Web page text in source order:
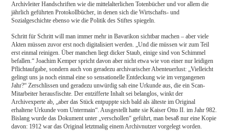
Archivleiter Handschriften wie die mittelalterlichen Totenbücher und vor allem die
jährlich geführten Protokollbücher, in denen sich die Wirtschafts- und
Sozialgeschichte ebenso wie die Politik des Stiftes spiegeln.
Schritt für Schritt will man immer mehr in Bavarikon sichtbar machen – aber viele
Akten müssen zuvor erst noch digitalisiert werden. „Und die müssen wir zum Teil
erst einmal reinigen. Über manchen liegt dicker Staub, einige sind von Schimmel
befallen.“ Joachim Kemper spricht davon aber nicht etwa wie von einer nur leidigen
Pflichtaufgabe, sondern auch von geradezu archivarischer Abenteuerlust: „Vielleicht
gelingt uns ja noch einmal eine so sensationelle Entdeckung wie im vergangenen
Jahr?“ Zerschlissen und geradezu unwürdig sah eine Urkunde aus, die ein Scan-
Mitarbeiter herausfischte. Der entzifferte Inhalt sei belanglos, winkt der
Archivexperte ab, „aber das Stück entpuppte sich bald als älteste im Original
erhaltene Urkunde vom Untermain“. Ausgestellt hatte sie Kaiser Otto II. im Jahr 982.
Bislang wurde das Dokument unter „verschollen“ geführt, man besaß nur eine Kopie
davon: 1912 war das Original letztmalig einem Archivnutzer vorgelegt worden.